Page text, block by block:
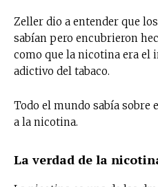
Zeller dio a entender que
sabían pero encubrieron
como que la nicotina era el
adictivo del tabaco.
Todo el mundo sabía sobre
a la nicotina.
La verdad de la